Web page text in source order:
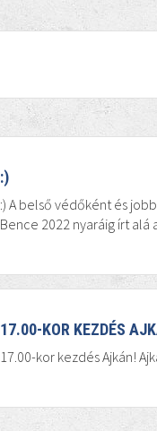
:)
:) A belső védőként és
Bence 2022 nyaráig írt alá
17.00-KOR KEZDÉS
17.00-kor kezdés Ajkán!